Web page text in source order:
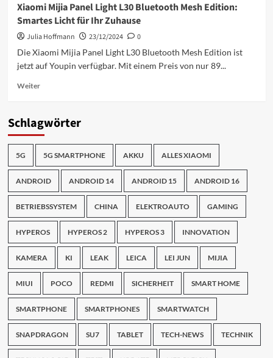
Xiaomi Mijia Panel Light L30 Bluetooth Mesh Edition:
Smartes Licht für Ihr Zuhause
Julia Hoffmann 23/12/2024
0
Die Xiaomi Mijia Panel Light L30 Bluetooth Mesh Edition ist
jetzt auf Youpin verfügbar. Mit einem Preis von nur 89...
WeiterMehr
Xiaomi
Mijia
Panel
Light
L30
Bluetooth
Smartes
Licht
für
Ihr
Zuhause
Schlagwörter
5G 5G SMARTPHONE AKKU ALLES XIAOMI
ANDROID ANDROID 14 ANDROID 15 ANDROID 16
BETRIEBSSYSTEM CHINA ELEKTROAUTO GAMING
HYPEROS HYPEROS 2 HYPEROS 3 INNOVATION
KAMERA KI LEAK LEICA LEI JUN MIJIA
MIUI POCO REDMI SICHERHEIT SMART HOME
SMARTPHONE SMARTPHONES SMARTWATCH
SNAPDRAGON SU7 TABLET TECH-NEWS TECHNIK